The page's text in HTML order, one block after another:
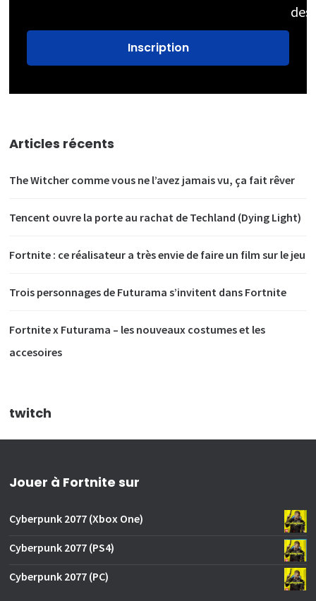
des
Articles récents
The Witcher comme vous ne l’avez jamais vu, ça fait rêver
Tencent ouvre la porte au rachat de Techland (Dying Light)
Fortnite : ce réalisateur a très envie de faire un film sur le jeu
Trois personnages de Futurama s’invitent dans Fortnite
Fortnite x Futurama – les nouveaux costumes et les
accesoires
twitch
Jouer à Fortnite sur
Cyberpunk 2077 (Xbox One)
Cyberpunk 2077 (PS4)
Cyberpunk 2077 (PC)